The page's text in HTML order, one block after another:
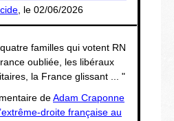
, le 02/06/2026
familles qui votent RN
oubliée, les libéraux
la France glissant ... "
deAdam Craponne
droite française au